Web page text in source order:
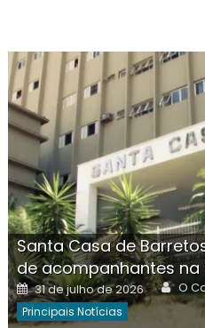
Santa Casa de
de acompanhantes na
Posted
on
31 de julho de 2026 O
Principais Notícias